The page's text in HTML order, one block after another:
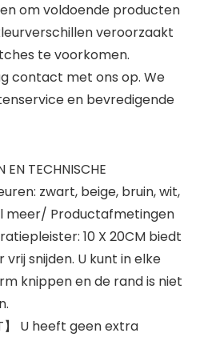
om voldoende producten
veroorzaakt
te voorkomen.
contact met ons op. We
en bevredigende
EN TECHNISCHE
zwart, beige, bruin, wit,
meer/ Productafmetingen
10 X 20CM biedt
snijden. U kunt in elke
knippen en de rand is niet
】 U heeft geen extra